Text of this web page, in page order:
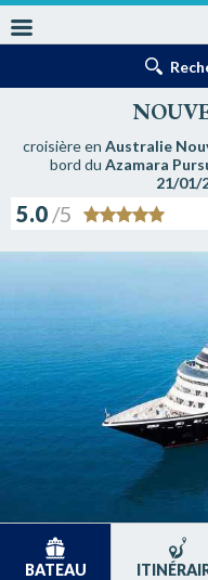
croisière en Australie
bord du Azamara
21/01/
5.0 /5
BATEAU